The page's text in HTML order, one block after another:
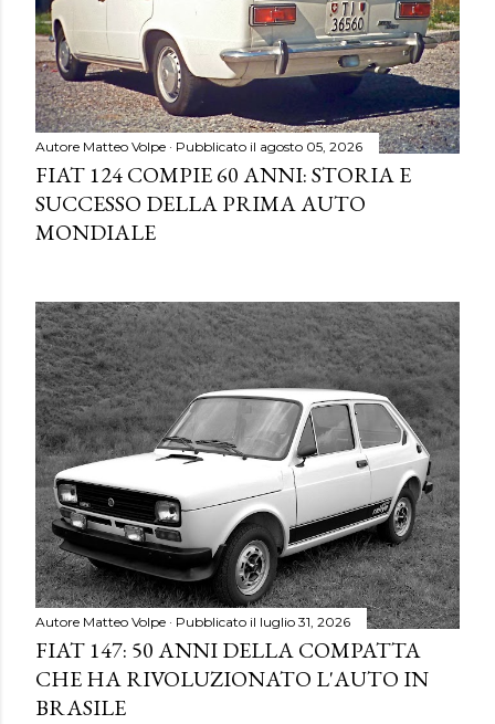
Autore Matteo Volpe Pubblicato il agosto 05, 2026
FIAT 124 COMPIE 60 ANNI: STORIA E
SUCCESSO DELLA PRIMA AUTO
MONDIALE
Autore Matteo Volpe Pubblicato il luglio 31, 2026
FIAT 147: 50 ANNI DELLA COMPATTA
CHE HA RIVOLUZIONATO L'AUTO IN
BRASILE